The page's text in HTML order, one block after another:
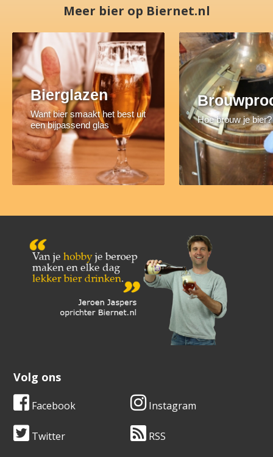
Meer bier op Biernet.nl
Bierglazen
Want bier smaakt het best uit
een bijpassend glas
Hoe brouw je bier?
Volg ons
Facebook Instagram
Twitter RSS